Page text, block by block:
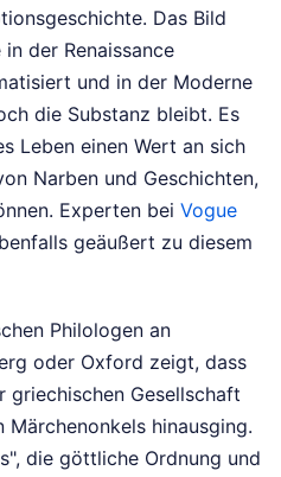
Das Bild
der Renaissance
und in der Moderne
die Substanz bleibt. Es
Leben einen Wert an sich
Narben und Geschichten,
Experten bei Vogue
geäußert zu diesem
Philologen an
oder Oxford zeigt, dass
griechischen Gesellschaft
hinausging.
die göttliche Ordnung und